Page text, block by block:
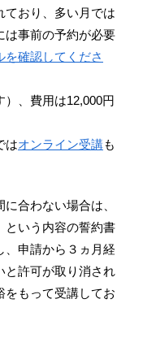
ており、多い月では
は事前の予約が必要
を確認してくださ
、費用は12,000円
はオンライン受講も
合わない場合は、
という内容の誓約書
、申請から３ヵ月経
と許可が取り消され
をもって受講してお